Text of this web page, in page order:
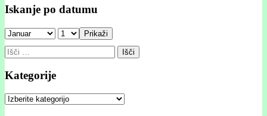
Iskanje po datumu
Prikaži
Išči:
Kategorije
Kategorije